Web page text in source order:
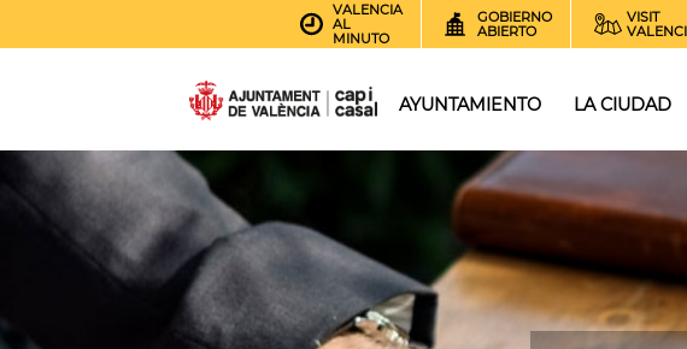
VALENCIA
AL
MINUTO
GOBIERNO
ABIERTO
VISIT
AYUNTAMIENTO LA CIUDAD